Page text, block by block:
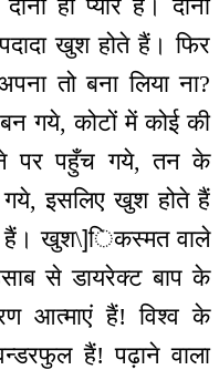
ही प्यारे हैं। दोनों
खुश होते हैं। फिर
तो बना लिया ना?
गये, कोटों में कोई की
पर पहुँच गये, तन के
इसलिए खुश होते हैं
हैं। खुश\]िकस्मत वाले
से डायरेक्ट बाप के
आत्माएं हैं! विश्व के
हैं! पढ़ाने वाला